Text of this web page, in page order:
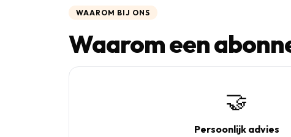
WAAROM BIJ ONS
Waarom een
🤝
Persoonlijk advies